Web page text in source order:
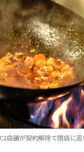
店舗が契約解除で閉店に